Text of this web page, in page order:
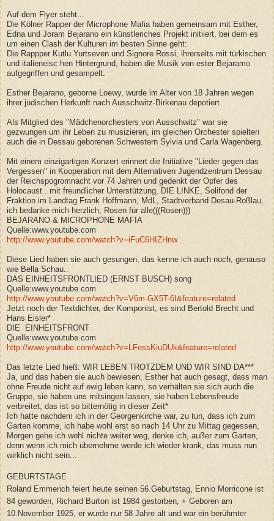
Auf dem Flyer steht...
Die Kölner Rapper der Microphone Mafia haben gemeinsam mit Esther,
Edna und Joram Bejarano ein künstleriches Projekt initiiert, bei dem es
um einen Clash der Kulturen im besten Sinne geht:
Die Rappper Kutlu Yurtseven und Signore Rossi, ihrerseits mit türkischen
und italieneisc hen Hintergrund, haben die Musik von ester Bejaramo
aufgegriffen und gesampelt.
Esther Bejarano, geborne Loewy, wurde im Alter von 18 Jahren wegen
ihrer jüdischen Herkunft nach Ausschwitz-Birkenau depotiert.
Als Mitglied des "Mädchenorchesters von Ausschwitz" war sie
gezwungen um ihr Leben zu musizieren, im gleichen Orchester spielten
auch die in Dessau geborenen Schwestern Sylvia und Carla Wagenberg.
Mit einem einzigartigen Konzert erinnert die Initiative "Lieder gegen das
Vergessen" in Kooperation mit dem Alternativen Jugendzentrum Dessau
der Reichspogromnacht vor 74 Jahren und gedenkt der Opfer des
Holocaust.. mit freundlicher Unterstützung, DIE LINKE, Solifond der
Fraktion im Landtag Frank Hoffmann, MdL, Stadtverband Desau-Roßlau,
ich bedanke mich herzlich, Rosen für alle(((Rosen)))
BEJARANO & MICROPHONE MAFIA
Quelle:www.youtube.com
http://www.youtube.com/watch?v=iFuC6HIZHnw
Diese Lied haben sie auch gesungen, das kenne ich auch noch, genauso
wie Bella Schau..
DAS EINHEITSFRONTLIED (ERNST BUSCH) song
Quelle:www.youtube.com
http://www.youtube.com/watch?v=V6m-GX5T-6I&feature=related
Jetzt noch der Textdichter, der Komponist, es sind Bertold Brecht und
Hans Eisler*
DIE EINHEITSFRONT
Quelle:www.youtube.com
http://www.youtube.com/watch?v=LFessKiuDUk&feature=related
Das letzte Lied hieß: WIR LEBEN TROTZDEM UND WIR SIND DA***
Ja, und das haben sie auch bewiesen, Esther hat auch gesagt, dass man
ohne Freude nicht auf ewig leben kann, so verhälten sie sich auch die
Gruppe, sie haben uns mitsingen lassen, sie haben Lebensfreude
verbreitet, das ist so bitternötig in dieser Zeit*
Ich hatte nachdem ich in der Georgenkirche war, zu tun, dass ich zum
Garten komme, ich habe wohl erst so nach 14 Uhr zu Mittag gegessen,
Morgen gehe ich wohl nichte weiter weg, denke ich, außer zum Garten,
denn wenn ich mich übernehme werde ich wieder krank, das muss nun
wirklich nicht sein...
GEBURTSTAGE
Roland Emmerich feiert heute seinen 56.Geburtstag, Ennio Morricone ist
84 geworden, Richard Burton ist 1984 gestorben, + Geboren am
10.November 1925, er wurde nur 58 Jahre alt und war ein berühmter